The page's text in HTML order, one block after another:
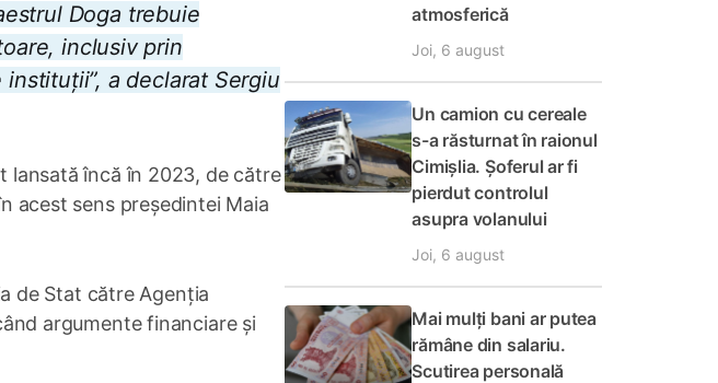
Doga trebuie
inclusiv prin
a declarat Sergiu
lansată încă în 2023, de către
acest sens președintei Maia
de Stat către Agenția
argumente financiare și
atmosferică
Joi, 6 august
Un camion cu cereale
s-a răsturnat în raionul
Cimișlia. Șoferul ar fi
pierdut controlul
asupra volanului
Joi, 6 august
Mai mulți bani ar putea
rămâne din salariu.
Scutirea personală